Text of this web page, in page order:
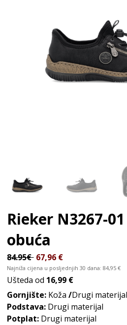
Rieker N3267-01
obuća
84.95€ 67,96 €
Najniža cijena u posljednjih 30 dana:84,95€
Ušteda od 16,99 €
Gornjište: Koža/Drugi materijal
Podstava: Drugi materijal
Potplat: Drugi materijal